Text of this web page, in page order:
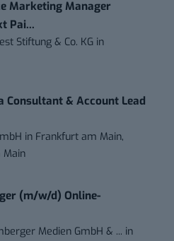
Marketing Manager
Pai...
Stiftung & Co. KG in
Consultant & Account Lead
in Frankfurt am Main,
Main
(m/w/d) Online-
Medien GmbH & ... in